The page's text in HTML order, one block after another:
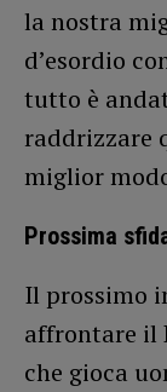
la nostra
d’esordio
tutto è
raddrizzare
miglior
Prossima
Il prossimo
affrontare il
che gioca